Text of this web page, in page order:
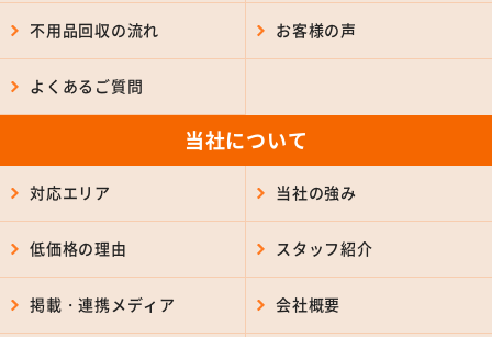
不用品回収の流れ お客様の声
よくあるご質問
当社について
対応エリア 当社の強み
低価格の理由 スタッフ紹介
掲載・連携メディア 会社概要